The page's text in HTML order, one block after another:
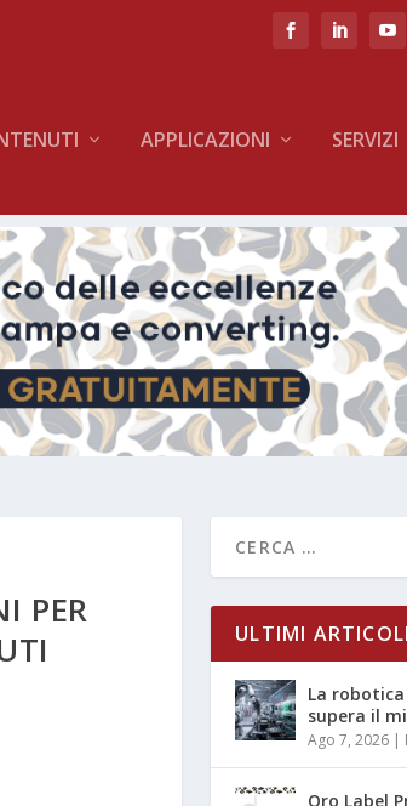
APPLICAZIONI SERVIZI
PER
ULTIMI ARTICOLI
La
supera il
Ago 7, 2026 |
Oro Label